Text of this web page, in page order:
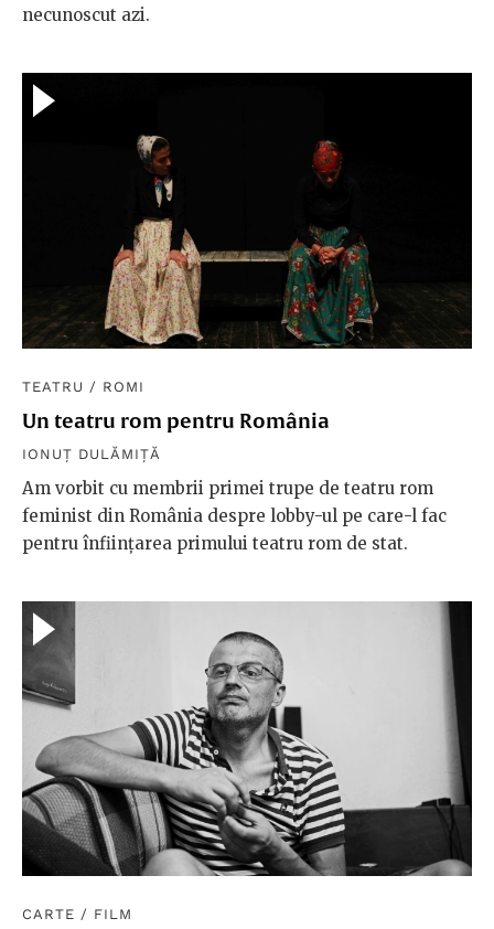
necunoscut azi.
TEATRU / ROMI
Un teatru rom pentru România
IONUȚ DULĂMIȚĂ
Am vorbit cu membrii primei trupe de teatru rom
feminist din România despre lobby-ul pe care-l fac
pentru înființarea primului teatru rom de stat.
CARTE / FILM